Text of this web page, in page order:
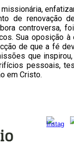
de renovação
controversa,
Sua oposição
de que a fé
que
pessoais,
em Cristo.